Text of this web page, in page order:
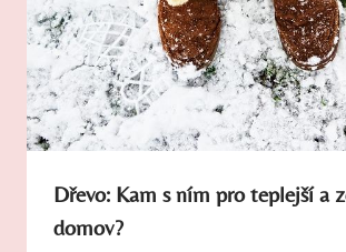
Dřevo: Kam s ním pro teplejší a
domov?